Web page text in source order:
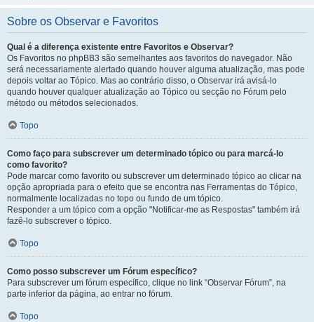
Sobre os Observar e Favoritos
Qual é a diferença existente entre Favoritos e Observar?
Os Favoritos no phpBB3 são semelhantes aos favoritos do navegador. Não
será necessariamente alertado quando houver alguma atualização, mas pode
depois voltar ao Tópico. Mas ao contrário disso, o Observar irá avisá-lo
quando houver qualquer atualização ao Tópico ou secção no Fórum pelo
método ou métodos selecionados.
Topo
Como faço para subscrever um determinado tópico ou para marcá-lo
como favorito?
Pode marcar como favorito ou subscrever um determinado tópico ao clicar na
opção apropriada para o efeito que se encontra nas Ferramentas do Tópico,
normalmente localizadas no topo ou fundo de um tópico.
Responder a um tópico com a opção "Notificar-me as Respostas" também irá
fazê-lo subscrever o tópico.
Topo
Como posso subscrever um Fórum específico?
Para subscrever um fórum específico, clique no link “Observar Fórum”, na
parte inferior da página, ao entrar no fórum.
Topo